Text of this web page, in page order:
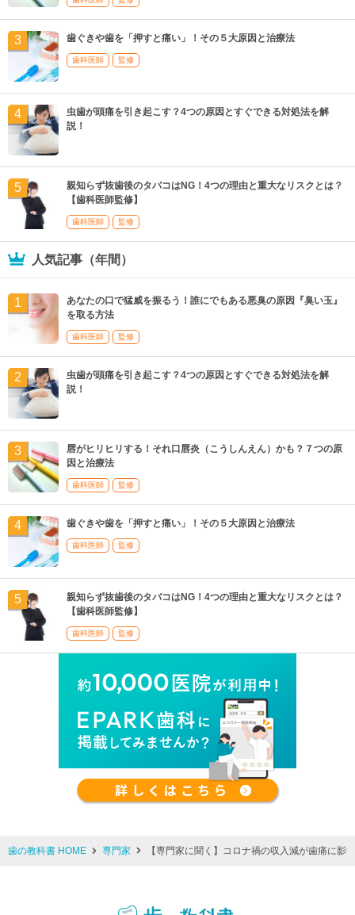
歯ぐきや歯を「押すと痛い」！その５大原因と治療法
歯科医師 監修
虫歯が頭痛を引き起こす？4つの原因とすぐできる対処法を解
説！
親知らず抜歯後のタバコはNG！4つの理由と重大なリスクとは？
【歯科医師監修】
歯科医師 監修
人気記事（年間）
あなたの口で猛威を振るう！誰にでもある悪臭の原因『臭い玉』
を取る方法
歯科医師 監修
虫歯が頭痛を引き起こす？4つの原因とすぐできる対処法を解
説！
唇がヒリヒリする！それ口唇炎（こうしんえん）かも？７つの原
因と治療法
歯科医師 監修
歯ぐきや歯を「押すと痛い」！その５大原因と治療法
歯科医師 監修
親知らず抜歯後のタバコはNG！4つの理由と重大なリスクとは？
【歯科医師監修】
歯科医師 監修
歯の教科書 HOME 専門家 【専門家に聞く】コロナ禍の収入減が歯痛に